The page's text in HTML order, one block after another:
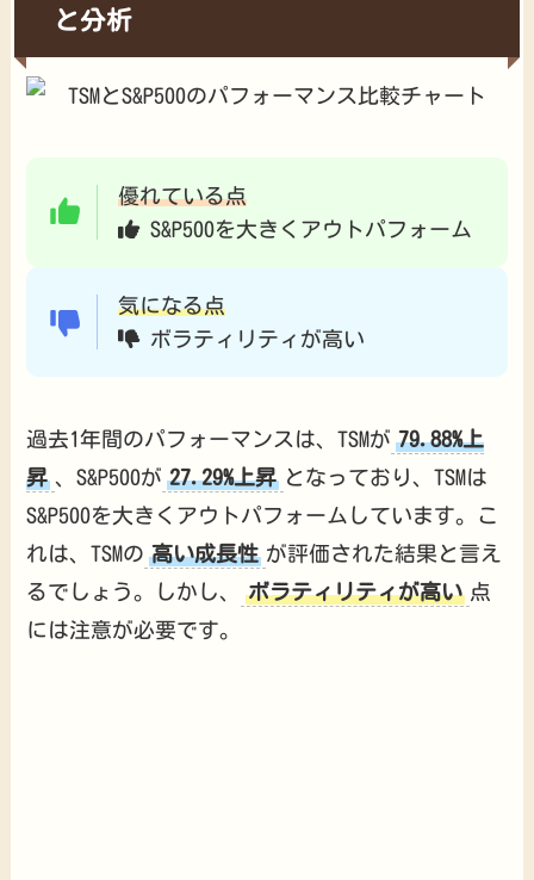
と分析
優れている点
S&P500を大きくアウトパフォーム
気になる点
ボラティリティが高い
過去1年間のパフォーマンスは、TSMが 79.88%上
昇 、S&P500が 27.29%上昇 となっており、TSMは
S&P500を大きくアウトパフォームしています。こ
れは、TSMの 高い成長性 が評価された結果と言え
るでしょう。しかし、
ボラティリティが高い 点
には注意が必要です。